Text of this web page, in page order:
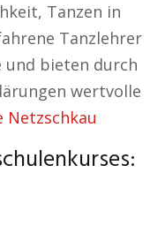
Tanzen in
Tanzlehrer
und bieten durch
wertvolle
Netzschkau